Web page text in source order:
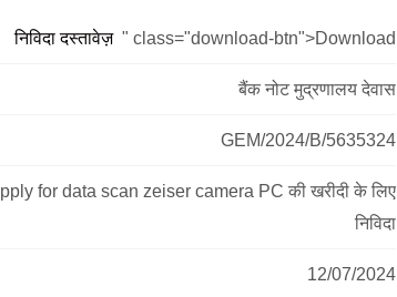
निविदा दस्तावेज़ " class="download-btn">Download
बैंक नोट मुद्रणालय देवास
GEM/2024/B/5635324
for data scan zeiser camera PC की खरीदी के लिए
निविदा
12/07/2024